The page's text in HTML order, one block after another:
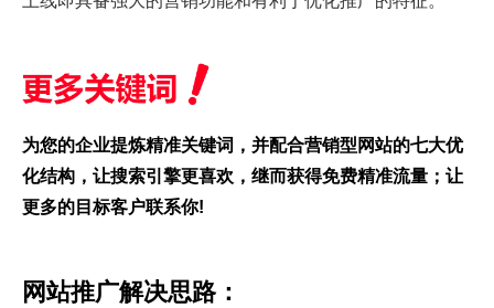
为您的企业提炼精准关键词，并配合营销型网站的七大优
化结构，让搜索引擎更喜欢，继而获得免费精准流量；让
更多的目标客户联系你!
网站推广解决思路：